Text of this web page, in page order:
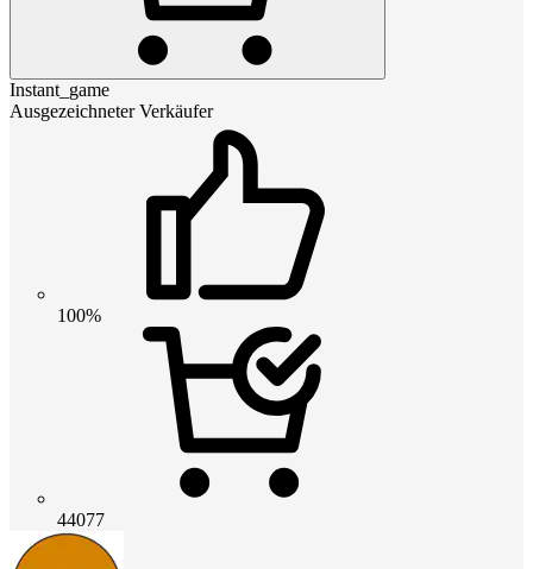
Instant_game
Ausgezeichneter Verkäufer
100%
44077